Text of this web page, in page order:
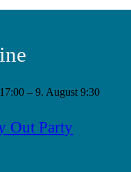
–9. August 9:30
Out Party